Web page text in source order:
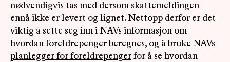
nødvendigvis tas med dersom skattemeldingen
ennå ikke er levert og lignet. Nettopp derfor er det
viktig å sette seg inn i NAVs informasjon om
hvordan foreldrepenger beregnes, og å bruke NAVs
planlegger for foreldrepengerfor å se hvordan